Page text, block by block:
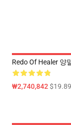
Redo Of Healer 양
₩2,740,842$19.89